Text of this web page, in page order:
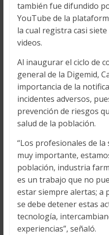
también fue difundido
YouTube de la
la cual registra casi
videos.
Al inaugurar el ciclo de
general de la Digemid,
importancia de la
incidentes adversos,
prevención de riesgos
salud de la población.
“Los profesionales de
muy importante,
población, industria
es un trabajo que no
estar siempre alertas; a
se debe detener estas
tecnología,
experiencias”, señaló.